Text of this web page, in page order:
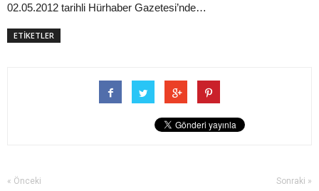
02.05.2012 tarihli Hürhaber Gazetesi’nde…
ETİKETLER
« Önceki Sonraki »